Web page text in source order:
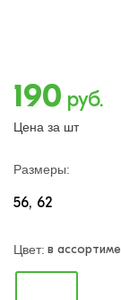
190 руб.
Цена за шт
Размеры:
56 62
Цвет: в